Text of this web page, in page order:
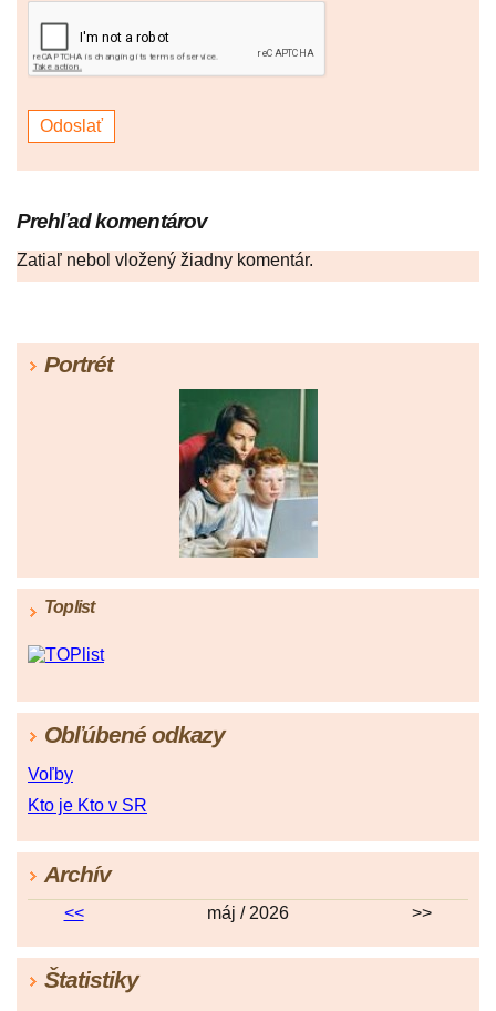
Prehľad komentárov
Zatiaľ nebol vložený žiadny komentár.
Portrét
Toplist
Obľúbené odkazy
Voľby
Kto je Kto v SR
Archív
<< máj / 2026 >>
Štatistiky